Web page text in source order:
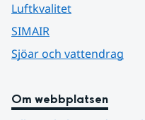
Luftkvalitet
SIMAIR
Sjöar och vattendrag
Om webbplatsen